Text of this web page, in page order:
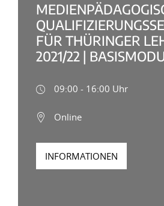
FÜR THÜRINGER
2021/22 |
09:00 - 16:00 Uhr
Online
INFORMATIONEN